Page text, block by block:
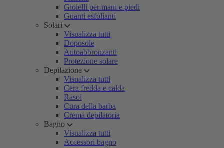
Gioielli per mani e piedi
Guanti esfolianti
Solari
Visualizza tutti
Doposole
Autoabbronzanti
Protezione solare
Depilazione
Visualizza tutti
Cera fredda e calda
Rasoi
Cura della barba
Crema depilatoria
Bagno
Visualizza tutti
Accessori bagno